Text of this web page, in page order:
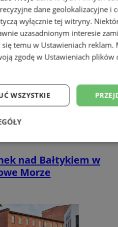
nad Bałtykiem w
Morze
dane geolokalizacyjne i
wyłącznie tej witryny.
uzasadnionym interesie
temu w Ustawieniach reklam.
zgodę w Ustawieniach plików
WSZYSTKIE
Wydajność